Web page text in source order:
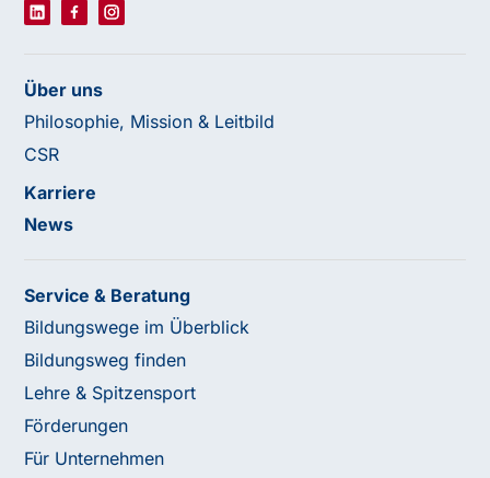
Über uns
Philosophie, Mission & Leitbild
CSR
Karriere
News
Service & Beratung
Bildungswege im Überblick
Bildungsweg finden
Lehre & Spitzensport
Förderungen
Für Unternehmen